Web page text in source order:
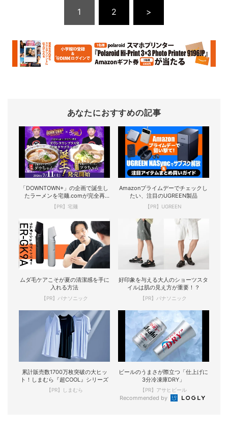
1 2 >
あなたにおすすめの記事
「DOWNTOWN+」の企画で誕生し
たラーメンを宅麺.comが完全再
現！
【PR】宅麺
Amazonプライムデーでチェックし
たい、注目のUGREEN製品
【PR】UGREEN
ムダ毛ケアこそが夏の清潔感を手に
入れる方法
【PR】パナソニック
好印象を与える大人のショーツスタ
イルは肌の見え方が重要！？
【PR】パナソニック
累計販売数1700万枚突破の大ヒッ
ト！しまむら『超COOL』シリーズ
【PR】しまむら
ビールのうまさが際立つ「仕上げに
3分冷凍庫DRY」
【PR】アサヒビール
Recommended by